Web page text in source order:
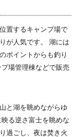
置するキャンプ場で
が人気です。 湖には
ポイントからも釣り
場管理棟などで販売
と湖を眺めながらゆ
る逆さ富士を眺めな
過ごし、夜は焚き火